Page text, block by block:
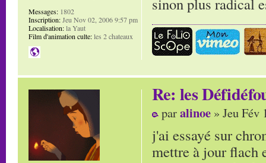
Messages: 1802
Inscription:Jeu Nov 02, 2006 9:57 pm
Localisation:la Yaut
Film d'animation culte:les 2 chateaux
Re: les
paralinoe » Jeu Fév
j'ai essayé sur
mettre à jour flach